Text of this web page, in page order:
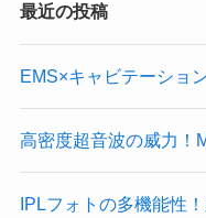
最近の投稿
EMS×キャビテーショ
高密度超音波の威力！
IPLフォトの多機能性